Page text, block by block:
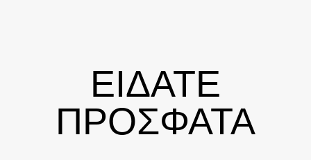
ΕΙΔΑΤΕ
ΠΡΟΣΦΑΤΑ